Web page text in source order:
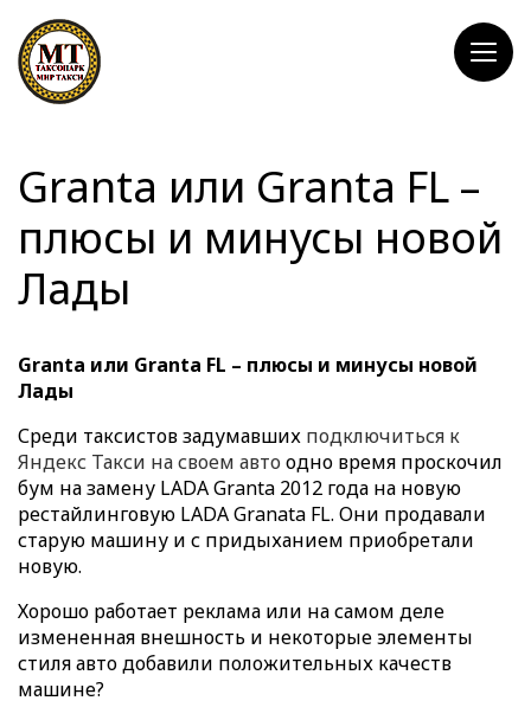
Granta или Granta FL –
плюсы и минусы новой
Лады
Granta или Granta FL – плюсы и минусы новой
Лады
Среди таксистов задумавших подключиться к
Яндекс Такси на своем автоодно время проскочил
бум на замену LADA Granta 2012 года на новую
рестайлинговую LADA Granata FL. Они продавали
старую машину и с придыханием приобретали
новую.
Хорошо работает реклама или на самом деле
измененная внешность и некоторые элементы
стиля авто добавили положительных качеств
машине?